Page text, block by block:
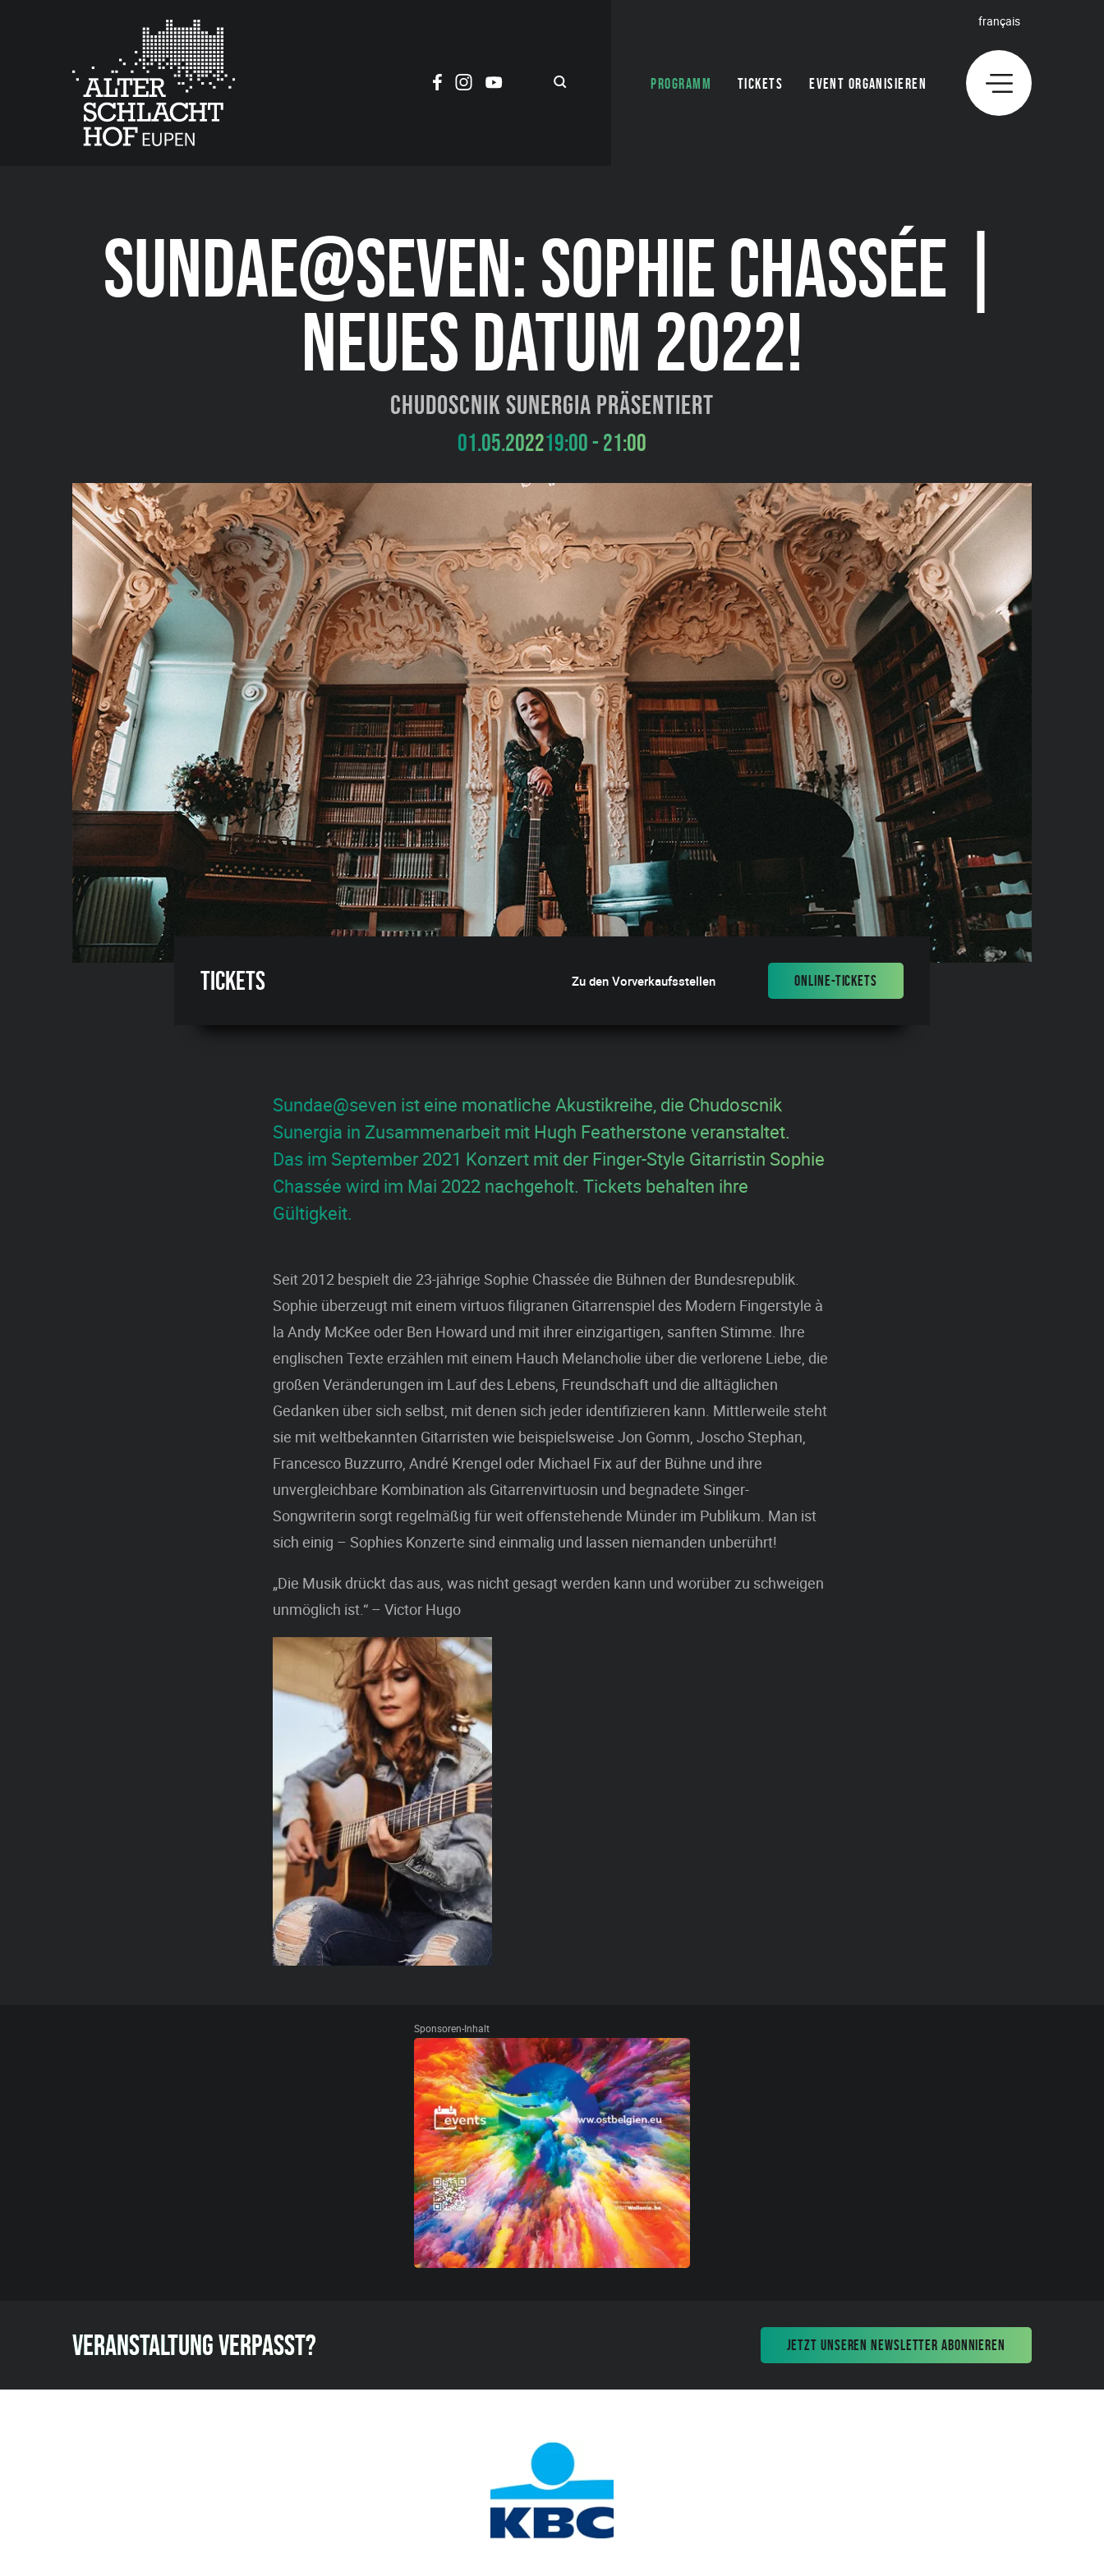
PROGRAMM TICKETS EVENT ORGANISIEREN
français
SUNDAE@SEVEN: SOPHIE CHASSÉE |
NEUES DATUM 2022!
Chudoscnik Sunergia präsentiert
01.05.202219:00 - 21:00
Tickets Zu den Vorverkaufsstellen ONLINE-TICKETS
Sundae@seven ist eine monatliche Akustikreihe, die Chudoscnik
Sunergia in Zusammenarbeit mit Hugh Featherstone veranstaltet.
Das im September 2021 Konzert mit der Finger-Style Gitarristin Sophie
Chassée wird im Mai 2022 nachgeholt. Tickets behalten ihre
Gültigkeit.
Seit 2012 bespielt die 23-jährige Sophie Chassée die Bühnen der Bundesrepublik.
Sophie überzeugt mit einem virtuos filigranen Gitarrenspiel des Modern Fingerstyle à
la Andy McKee oder Ben Howard und mit ihrer einzigartigen, sanften Stimme. Ihre
englischen Texte erzählen mit einem Hauch Melancholie über die verlorene Liebe, die
großen Veränderungen im Lauf des Lebens, Freundschaft und die alltäglichen
Gedanken über sich selbst, mit denen sich jeder identifizieren kann. Mittlerweile steht
sie mit weltbekannten Gitarristen wie beispielsweise Jon Gomm, Joscho Stephan,
Francesco Buzzurro, André Krengel oder Michael Fix auf der Bühne und ihre
unvergleichbare Kombination als Gitarrenvirtuosin und begnadete Singer-
Songwriterin sorgt regelmäßig für weit offenstehende Münder im Publikum. Man ist
sich einig – Sophies Konzerte sind einmalig und lassen niemanden unberührt!
„Die Musik drückt das aus, was nicht gesagt werden kann und worüber zu schweigen
unmöglich ist.“ – Victor Hugo
Sponsoren-Inhalt
VERANSTALTUNG VERPASST? JETZT UNSEREN NEWSLETTER ABONNIEREN